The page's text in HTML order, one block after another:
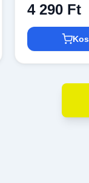
4 290 Ft